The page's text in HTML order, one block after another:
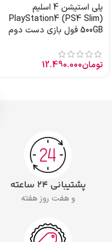
پلی استیشن 4 اسلیم
PlayStation4 (PS4 Slim)
500GB فول بازی دست دوم
تومان12.490.000
پشتیبانی ۲۴ ساعته
و هفت روز هفته